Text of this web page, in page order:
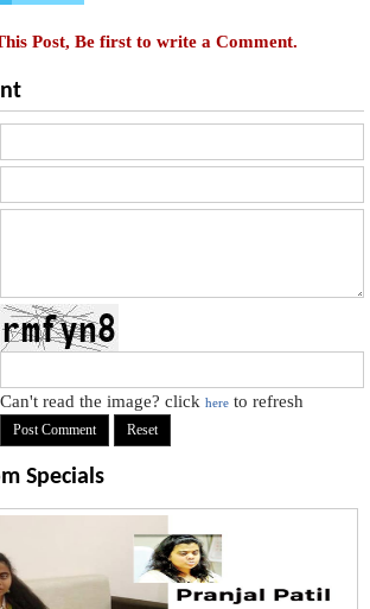
Post, Be first to write a Comment.
Can't read the image? clickhere to refresh
Specials